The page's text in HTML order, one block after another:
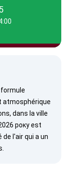
formule
atmosphérique
dans la ville
року est
de l'air qui a un